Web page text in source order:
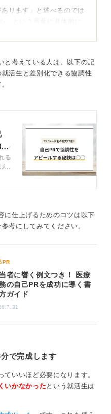
ります」と述べるのでは
」という言葉に具体的に
っていました。そこで私
票と電子呼び出しシステ
案しました」といった具
と成果を数字で示すと
バイトの立場ながら導入
サポートした結果、平均
マップの評価も3.2〜
す。
と、説得力が倍増するで
と考えている人は、以下の記
活生と差別化できる協調性
つ
る
え
業
ト
に仕上げるためのコツは以下
考にしてみてください。
PR
者に響く例文つき！ 医療
の自己PRを成功に導く書
ガイド
で完成します
いいほど必要になります。
いかなかった という就活生は